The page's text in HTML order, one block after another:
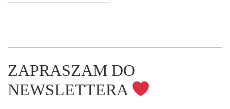
ZAPRASZAM DO
NEWSLETTERA